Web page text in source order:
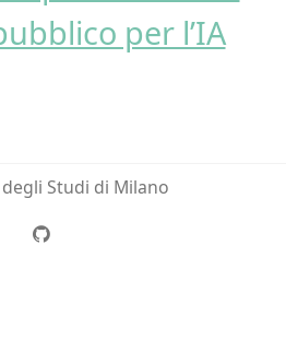
per l’IA
Studi di Milano